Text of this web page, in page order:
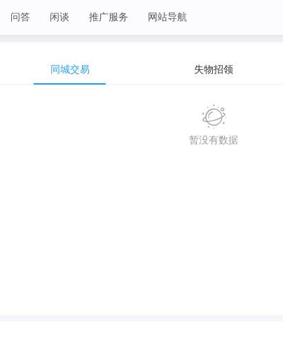
问答 闲谈 推广服务 网站导航
同城交易 失物招领
暂没有数据